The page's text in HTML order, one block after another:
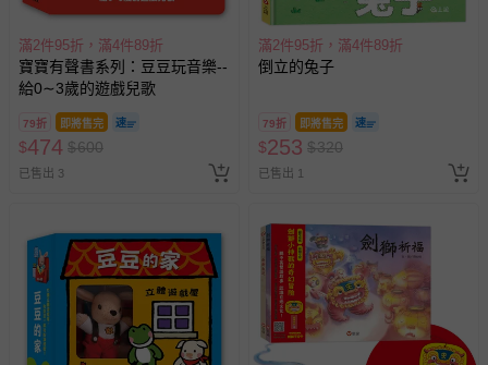
滿2件95折，滿4件89折
寶寶有聲書系列：豆豆玩音樂--
給0∼3歲的遊戲兒歌
79折 即將售完
$474 $600
已售出 3
滿2件95折，滿4件89折
倒立的兔子
79折 即將售完
$253 $320
已售出 1